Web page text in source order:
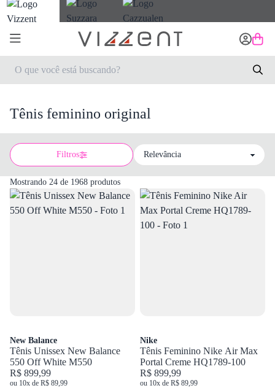
Tênis feminino original
Filtros
Sort by
Mostrando 24 de 1968 produtos
New Balance
Tênis Unissex New Balance
550 Off White M550
R$ 899,99
ou 10x de R$ 89,99
Nike
Tênis Feminino Nike Air Max
Portal Creme HQ1789-100
R$ 899,99
ou 10x de R$ 89,99